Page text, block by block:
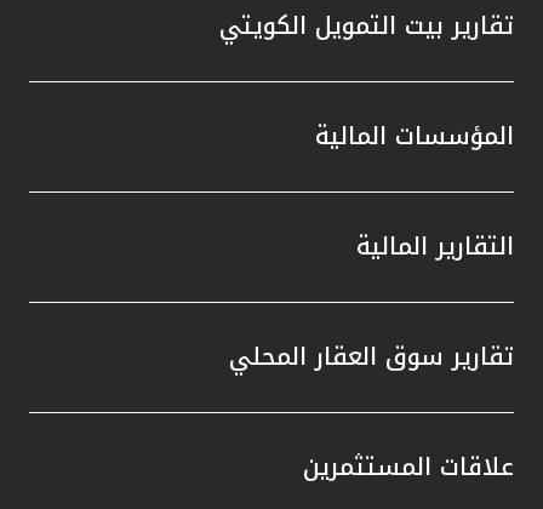
تقارير بيت التمويل الكويتي
المؤسسات المالية
التقارير المالية
تقارير سوق العقار المحلي
علاقات المستثمرين